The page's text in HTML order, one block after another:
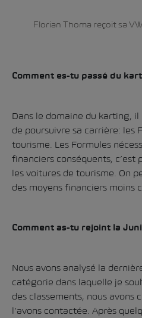
Florian Thoma reçoit sa
Comment es-tu passé du
Dans le domaine du karting, il
de poursuivre sa carrière: les
tourisme. Les Formules
financiers conséquents, c’est
les voitures de tourisme. On
des moyens financiers moins
Comment as-tu rejoint la
Nous avons analysé la
catégorie dans laquelle je
des classements, nous avons
l’avons contactée. Après